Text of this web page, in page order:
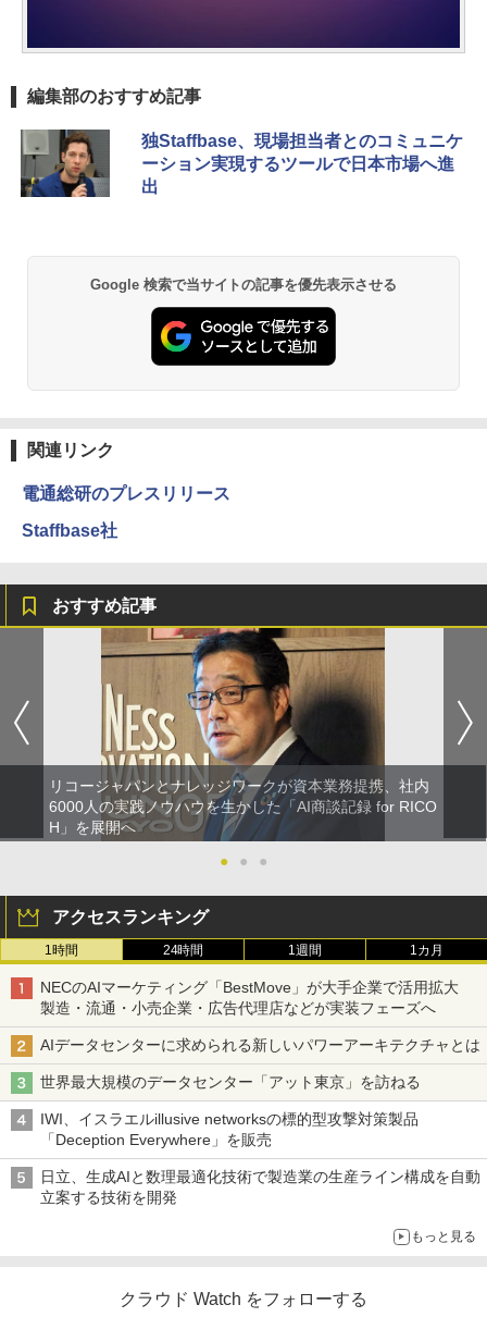
編集部のおすすめ記事
独Staffbase、現場担当者とのコミュニケ
ーション実現するツールで日本市場へ進
出
Google 検索で当サイトの記事を優先表示させる
関連リンク
電通総研のプレスリリース
Staffbase社
おすすめ記事
リコージャパンとナレッジワークが資本業務提携、社内
6000人の実践ノウハウを生かした「AI商談記録 for RICO
H」を展開へ
●
● ●
アクセスランキング
1時間 24時間 1週間 1カ月
NECのAIマーケティング「BestMove」が大手企業で活用拡大
製造・流通・小売企業・広告代理店などが実装フェーズへ
AIデータセンターに求められる新しいパワーアーキテクチャとは
世界最大規模のデータセンター「アット東京」を訪ねる
IWI、イスラエルillusive networksの標的型攻撃対策製品
「Deception Everywhere」を販売
日立、生成AIと数理最適化技術で製造業の生産ライン構成を自動
立案する技術を開発
もっと見る
クラウド Watch をフォローする